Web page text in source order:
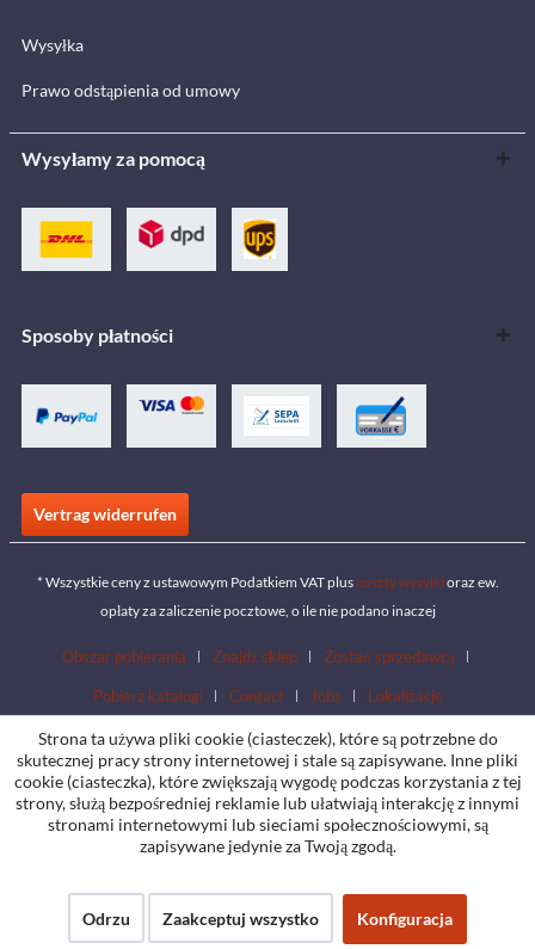
Wysyłka
Prawo odstąpienia od umowy
Wysyłamy za pomocą
Sposoby płatności
Vertrag widerrufen
* Wszystkie ceny z ustawowym Podatkiem VAT plus koszty wysyłki oraz ew.
opłaty za zaliczenie pocztowe, o ile nie podano inaczej
Obszar pobierania Znajdź sklep Zostań sprzedawcą
Pobierz katalogi Contact Jobs Lokalizacje
Strona ta używa pliki cookie (ciasteczek), które są potrzebne do
skutecznej pracy strony internetowej i stale są zapisywane. Inne pliki
cookie (ciasteczka), które zwiększają wygodę podczas korzystania z tej
strony, służą bezpośredniej reklamie lub ułatwiają interakcję z innymi
stronami internetowymi lub sieciami społecznościowymi, są
zapisywane jedynie za Twoją zgodą.
Odrzu Zaakceptuj wszystko Konfiguracja